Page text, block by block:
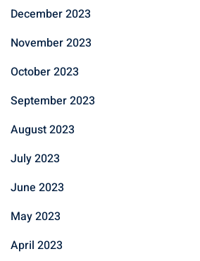
December 2023
November 2023
October 2023
September 2023
August 2023
July 2023
June 2023
May 2023
April 2023